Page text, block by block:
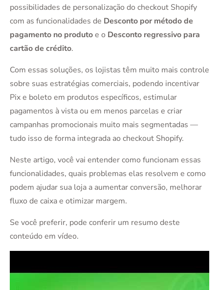
possibilidades de personalização do checkout Shopify
com as funcionalidades de Desconto por método de
pagamento no produtoe o Desconto regressivo para
cartão de crédito.
Com essas soluções, os lojistas têm muito mais controle
sobre suas estratégias comerciais, podendo incentivar
Pix e boleto em produtos específicos, estimular
pagamentos à vista ou em menos parcelas e criar
campanhas promocionais muito mais segmentadas —
tudo isso de forma integrada ao checkout Shopify.
Neste artigo, você vai entender como funcionam essas
funcionalidades, quais problemas elas resolvem e como
podem ajudar sua loja a aumentar conversão, melhorar
fluxo de caixa e otimizar margem.
Se você preferir, pode conferir um resumo deste
conteúdo em vídeo.